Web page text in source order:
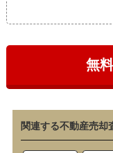
無
関連する不動産売却